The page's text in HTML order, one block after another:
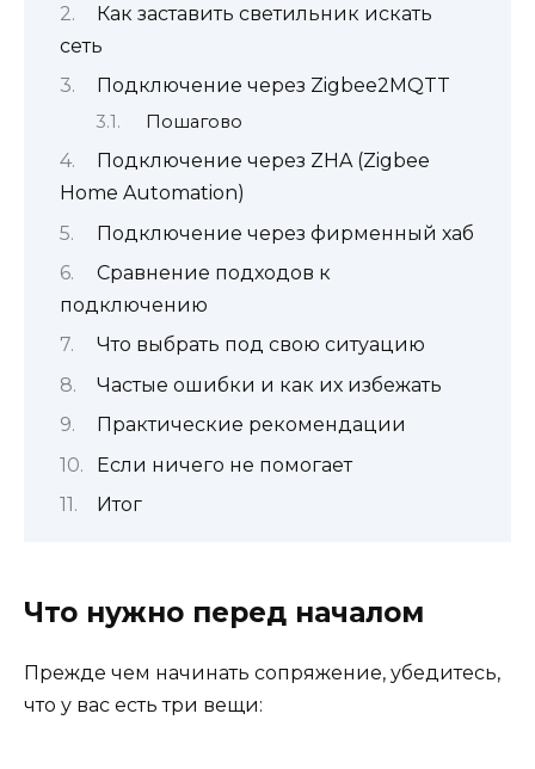
Как заставить светильник искать
сеть
Подключение через Zigbee2MQTT
Пошагово
Подключение через ZHA (Zigbee
Home Automation)
Подключение через фирменный хаб
Сравнение подходов к
подключению
Что выбрать под свою ситуацию
Частые ошибки и как их избежать
Практические рекомендации
Если ничего не помогает
Итог
Что нужно перед началом
Прежде чем начинать сопряжение, убедитесь,
что у вас есть три вещи: